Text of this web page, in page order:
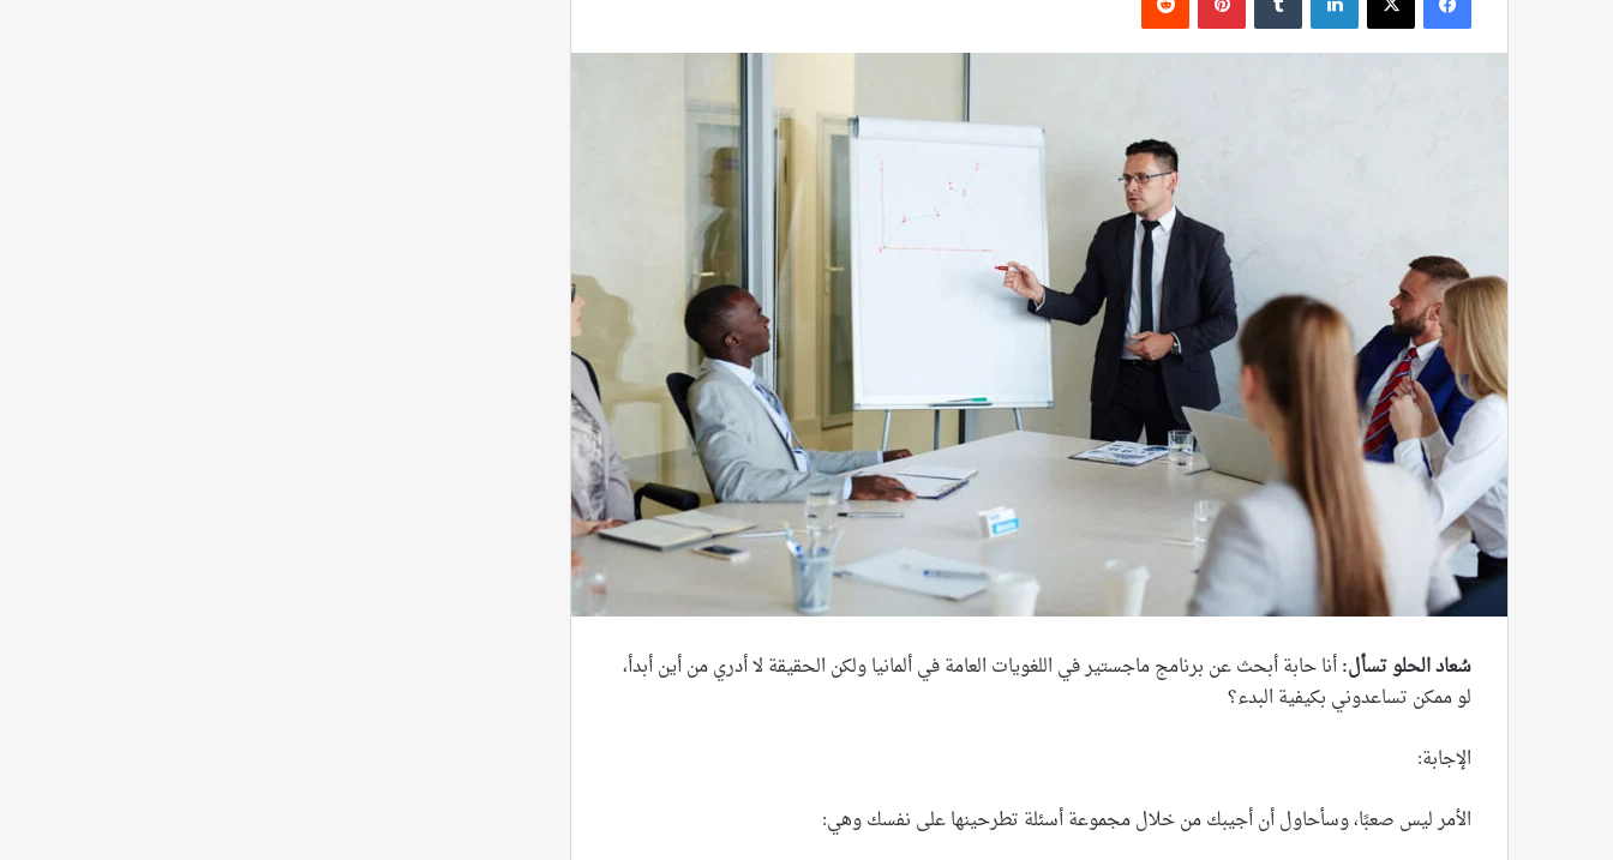
سُعاد الحلو تسأل:أنا حابة أبحث عن برنامج ماجستير في اللغويات العامة في ألمانيا ولكن الحقيقة لا أدري من أين أبدأ،
لو ممكن تساعدوني بكيفية البدء؟
الإجابة:
الأمر ليس صعبًا، وسأحاول أن أجيبك من خلال مجموعة أسئلة تطرحينها على نفسك وهي: